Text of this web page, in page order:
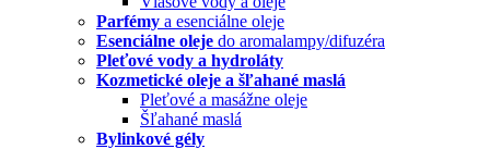
Parfémy a esenciálne oleje
Esenciálne oleje do aromalampy/difuzéra
Pleťové vody a hydroláty
Kozmetické oleje a šľahané maslá
Pleťové a masážne oleje
Šľahané maslá
Bylinkové gély